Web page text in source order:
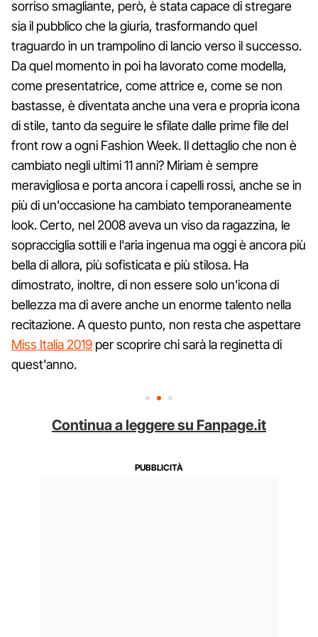
sorriso smagliante, però, è stata capace di stregare
sia il pubblico che la giuria, trasformando quel
traguardo in un trampolino di lancio verso il successo.
Da quel momento in poi ha lavorato come modella,
come presentatrice, come attrice e, come se non
bastasse, è diventata anche una vera e propria icona
di stile, tanto da seguire le sfilate dalle prime file del
front row a ogni Fashion Week. Il dettaglio che non è
cambiato negli ultimi 11 anni? Miriam è sempre
meravigliosa e porta ancora i capelli rossi, anche se in
più di un'occasione ha cambiato temporaneamente
look. Certo, nel 2008 aveva un viso da ragazzina, le
sopracciglia sottili e l'aria ingenua ma oggi è ancora più
bella di allora, più sofisticata e più stilosa. Ha
dimostrato, inoltre, di non essere solo un'icona di
bellezza ma di avere anche un enorme talento nella
recitazione. A questo punto, non resta che aspettare
Miss Italia 2019 per scoprire chi sarà la reginetta di
quest'anno.
Continua a leggere su Fanpage.it